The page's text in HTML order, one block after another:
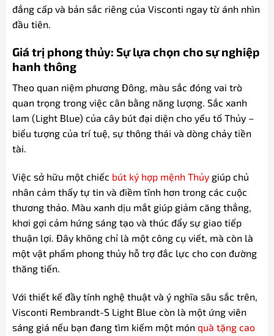
đẳng cấp và bản sắc riêng của Visconti ngay từ ánh nhìn
đầu tiên.
Giá trị phong thủy: Sự lựa chọn cho sự nghiệp
hanh thông
Theo quan niệm phương Đông, màu sắc đóng vai trò
quan trọng trong việc cân bằng năng lượng. Sắc xanh
lam (Light Blue) của cây bút đại diện cho yếu tố Thủy –
biểu tượng của trí tuệ, sự thông thái và dòng chảy tiền
tài.
Việc sở hữu một chiếc bút ký hợp mệnh Thủygiúp chủ
nhân cảm thấy tự tin và điềm tĩnh hơn trong các cuộc
thương thảo. Màu xanh dịu mắt giúp giảm căng thẳng,
khơi gợi cảm hứng sáng tạo và thúc đẩy sự giao tiếp
thuận lợi. Đây không chỉ là một công cụ viết, mà còn là
một vật phẩm phong thủy hỗ trợ đắc lực cho con đường
thăng tiến.
Với thiết kế đầy tính nghệ thuật và ý nghĩa sâu sắc trên,
Visconti Rembrandt-S Light Blue còn là một ứng viên
sáng giá nếu bạn đang tìm kiếm một món quà tặng cao